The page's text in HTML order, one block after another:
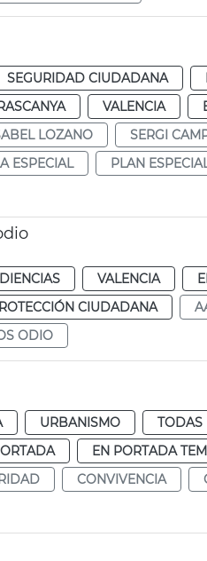
SEGURIDAD CIUDADANA
VALENCIA
LOZANO
SERGI
ESPECIAL PLAN
VALENCIA
CIUDADANA
ODIO
URBANISMO
TODAS
EN PORTADA
CONVIVENCIA